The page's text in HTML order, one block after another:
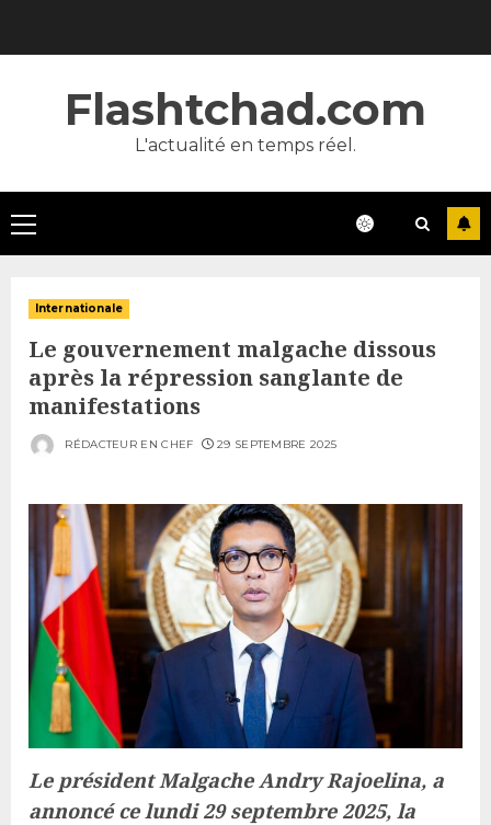
Flashtchad.com
L'actualité en temps réel.
Primary
Menu
Internationale
Le gouvernement malgache dissous
après la répression sanglante de
manifestations
RÉDACTEUR EN CHEF 29 SEPTEMBRE 2025
Le président Malgache Andry Rajoelina, a
annoncé ce lundi 29 septembre 2025, la